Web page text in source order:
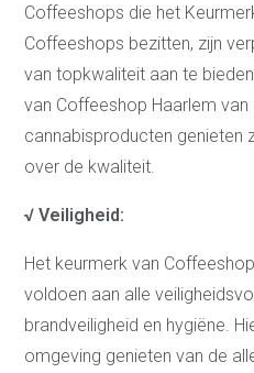
Coffeeshops die het
Coffeeshops bezitten, zijn
van topkwaliteit aan te
van Coffeeshop Haarlem van
cannabisproducten genieten
over de kwaliteit.
√ Veiligheid:
Het keurmerk van
voldoen aan alle
brandveiligheid en hygiëne.
omgeving genieten van de